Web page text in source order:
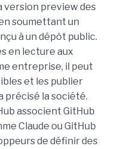
preview des
soumettant un
à un dépôt public.
en lecture aux
entreprise, il peut
et les publier
précisé la société.
associent GitHub
Claude ou GitHub
de définir des